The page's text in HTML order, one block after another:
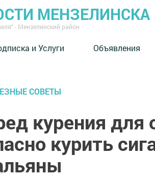
МЕНЗЕЛИНСКА
- Мензелинский район
и Услуги Объявления
СОВЕТЫ
курения для
курить